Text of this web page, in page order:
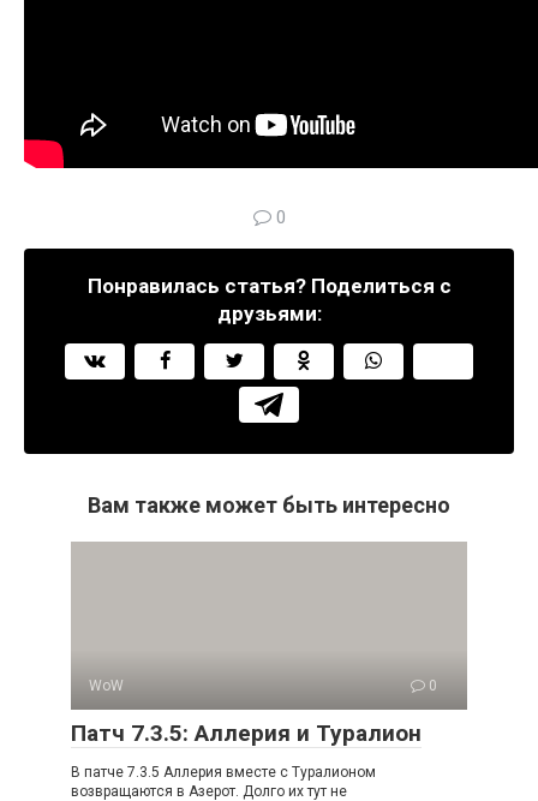
0
Понравилась статья? Поделиться с
друзьями:
Вам также может быть интересно
WoW 0
Патч 7.3.5: Аллерия и Туралион
В патче 7.3.5 Аллерия вместе с Туралионом
возвращаются в Азерот. Долго их тут не